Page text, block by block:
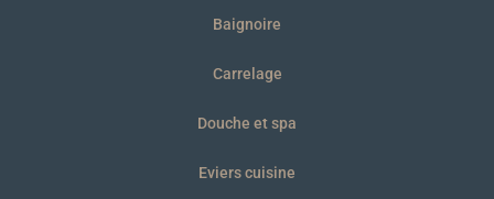
Baignoire
Carrelage
Douche et spa
Eviers cuisine